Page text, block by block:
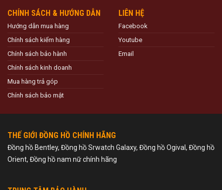
CHÍNH SÁCH & HƯỚNG DẪN
Hướng dẫn mua hàng
Chính sách kiểm hàng
Chính sách bảo hành
Chính sách kinh doanh
Mua hàng trả góp
Chính sách bảo mật
LIÊN HỆ
Facebook
Youtube
Email
THẾ GIỚI ĐỒNG HỒ CHÍNH HÃNG
Đồng hồ Bentley, Đồng hồ Srwatch Galaxy, Đồng hồ Ogival, Đồng hồ
Orient, Đồng hồ nam nữ chính hãng